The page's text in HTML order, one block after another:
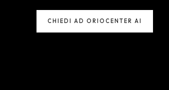
CHIEDI AD ORIOCENTER AI